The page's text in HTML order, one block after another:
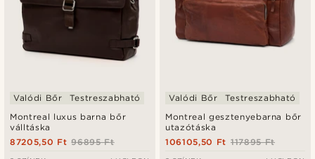
Montreal luxus barna bőr
válltáska
Valódi Bőr Testreszabható
96895 Ft
87205,50 Ft
Montreal gesztenyebarna bőr
utazótáska
Valódi Bőr Testreszabható
117895 Ft
106105,50 Ft